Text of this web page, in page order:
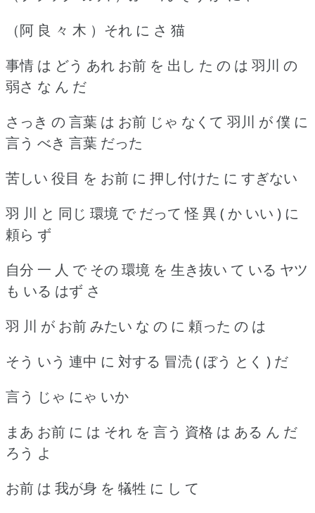
（阿 良 々 木 ）それ に さ 猫
事情 は どう あれ お前 を 出し た の は 羽川 の
弱さ な ん だ
さっき の 言葉 は お前 じゃ なくて 羽川 が 僕 に
言う べき 言葉 だった
苦しい 役目 を お前 に 押し付けた に すぎない
羽 川 と 同じ 環境 で だって 怪 異 ( か いい ) に
頼ら ず
自分 一 人 で その 環境 を 生き抜い て いる ヤツ
も いる はず さ
羽 川 が お前 みたい な の に 頼った の は
そう いう 連中 に 対する 冒涜 ( ぼう とく ) だ
言う じゃ にゃ いか
まあ お前 に は それ を 言う 資格 は ある ん だ
ろう よ
お前 は 我が身 を 犠牲 に し て